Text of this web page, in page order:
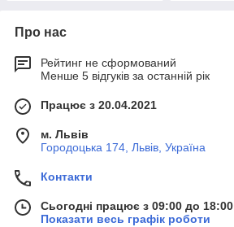
Про нас
Рейтинг не сформований
Менше 5 відгуків за останній рік
Працює з 20.04.2021
м. Львів
Городоцька 174, Львів, Україна
Контакти
Сьогодні працює з 09:00 до 18:00
Показати весь графік роботи